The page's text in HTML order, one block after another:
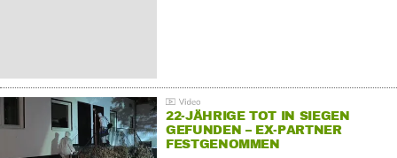
22-JÄHRIGE TOT IN SIEGEN
GEFUNDEN – EX-PARTNER
FESTGENOMMEN